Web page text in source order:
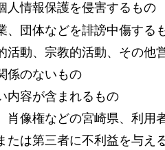
人情報保護を侵害するもの
、団体などを誹謗中傷する
活動、宗教的活動、その他
係のないもの
内容が含まれるもの
肖像権などの宮崎県、利用
たは第三者に不利益を与え